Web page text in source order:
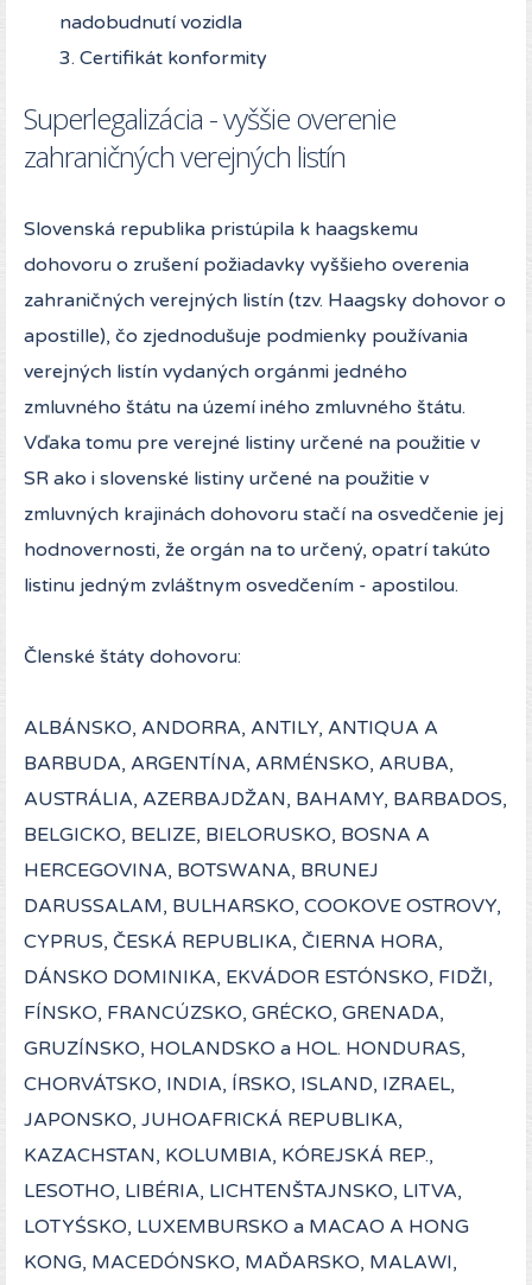
nadobudnutí vozidla
3. Certifikát konformity
Superlegalizácia - vyššie overenie
zahraničných verejných listín
Slovenská republika pristúpila k haagskemu
dohovoru o zrušení požiadavky vyššieho overenia
zahraničných verejných listín (tzv. Haagsky dohovor o
apostille), čo zjednodušuje podmienky používania
verejných listín vydaných orgánmi jedného
zmluvného štátu na území iného zmluvného štátu.
Vďaka tomu pre verejné listiny určené na použitie v
SR ako i slovenské listiny určené na použitie v
zmluvných krajinách dohovoru stačí na osvedčenie jej
hodnovernosti, že orgán na to určený, opatrí takúto
listinu jedným zvláštnym osvedčením - apostilou.
Členské štáty dohovoru:
ALBÁNSKO, ANDORRA, ANTILY, ANTIQUA A
BARBUDA, ARGENTÍNA, ARMÉNSKO, ARUBA,
AUSTRÁLIA, AZERBAJDŽAN, BAHAMY, BARBADOS,
BELGICKO, BELIZE, BIELORUSKO, BOSNA A
HERCEGOVINA, BOTSWANA, BRUNEJ
DARUSSALAM, BULHARSKO, COOKOVE OSTROVY,
CYPRUS, ČESKÁ REPUBLIKA, ČIERNA HORA,
DÁNSKO DOMINIKA, EKVÁDOR ESTÓNSKO, FIDŽI,
FÍNSKO, FRANCÚZSKO, GRÉCKO, GRENADA,
GRUZÍNSKO, HOLANDSKO a HOL. HONDURAS,
CHORVÁTSKO, INDIA, ÍRSKO, ISLAND, IZRAEL,
JAPONSKO, JUHOAFRICKÁ REPUBLIKA,
KAZACHSTAN, KOLUMBIA, KÓREJSKÁ REP.,
LESOTHO, LIBÉRIA, LICHTENŠTAJNSKO, LITVA,
LOTYŚSKO, LUXEMBURSKO a MACAO A HONG
KONG, MACEDÓNSKO, MAĎARSKO, MALAWI,